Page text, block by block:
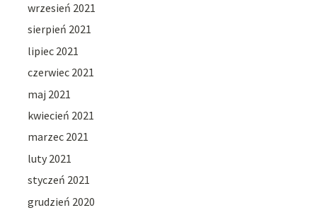
wrzesień 2021
sierpień 2021
lipiec 2021
czerwiec 2021
maj 2021
kwiecień 2021
marzec 2021
luty 2021
styczeń 2021
grudzień 2020